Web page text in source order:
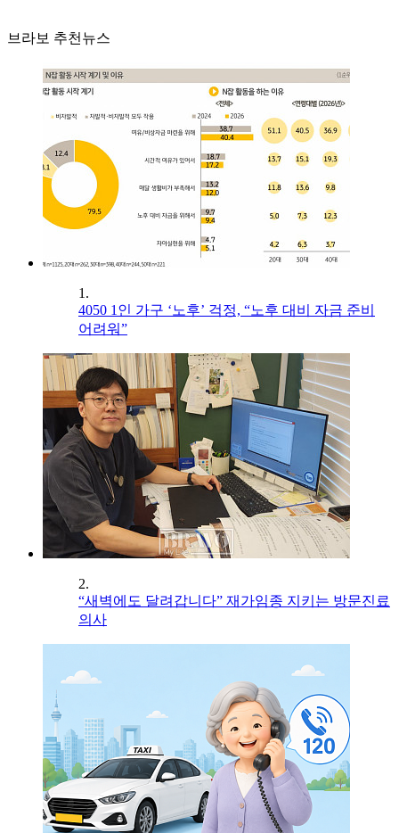
브라보 추천뉴스
1.
4050 1인 가구 ‘노후’ 걱정, “노후 대비 자금 준비
어려워”
2.
“새벽에도 달려갑니다” 재가임종 지키는 방문진료
의사